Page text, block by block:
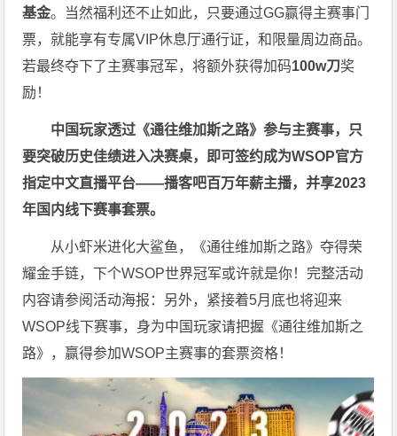
基金。当然福利还不止如此，只要通过GG赢得主赛事门
票，就能享有专属VIP休息厅通行证，和限量周边商品。
若最终夺下了主赛事冠军，将额外获得加码100w刀奖
励！
中国玩家透过《通往维加斯之路》参与主赛事，只
要突破历史佳绩进入决赛桌，即可签约成为WSOP官方
指定中文直播平台——播客吧百万年薪主播，并享2023
年国内线下赛事套票。
从小虾米进化大鲨鱼，《通往维加斯之路》夺得荣
耀金手链，下个WSOP世界冠军或许就是你！完整活动
内容请参阅活动海报： 另外，紧接着5月底也将迎来
WSOP线下赛事，身为中国玩家请把握《通往维加斯之
路》，赢得参加WSOP主赛事的套票资格！